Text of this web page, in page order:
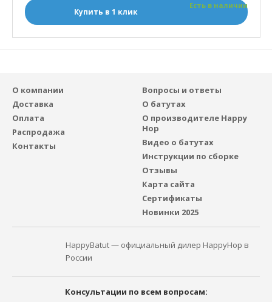
Есть в наличии
Купить в 1 клик
О компании
Доставка
Оплата
Распродажа
Контакты
Вопросы и ответы
О батутах
О производителе Happy
Hop
Видео о батутах
Инструкции по сборке
Отзывы
Карта сайта
Сертификаты
Новинки 2025
HappyBatut — официальный дилер HappyHop в
России
Консультации по всем вопросам: